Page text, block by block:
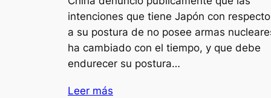
intenciones que tiene Japón con respecto
a su postura de no posee armas
ha cambiado con el tiempo, y que debe
endurecer su postura…
Leer más